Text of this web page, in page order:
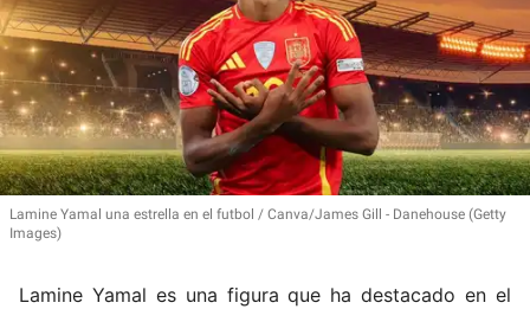
Lamine Yamal una estrella en el futbol
Canva/James Gill - Danehouse (Getty
Images)
Lamine Yamal es una figura que ha destacado en el